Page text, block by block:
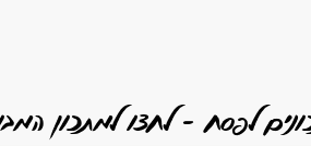
לפסח - לחצו למתכון